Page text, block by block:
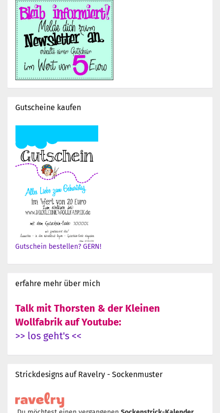
Gutscheine kaufen
Gutschein bestellen? GERN!
erfahre mehr über mich
Talk mit Thorsten & der Kleinen
Wollfabrik auf Youtube:
>> los geht's <<
Strickdesigns auf Ravelry - Sockenmuster